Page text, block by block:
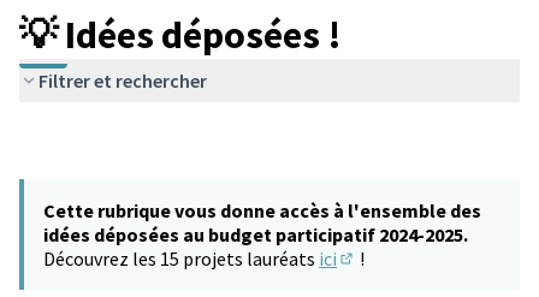
💡 Idées déposées !
Filtrer et rechercher
Cette rubrique vous donne accès à l'ensemble des
idées déposées au budget participatif 2024-2025.
Découvrez les 15 projets lauréats ici !